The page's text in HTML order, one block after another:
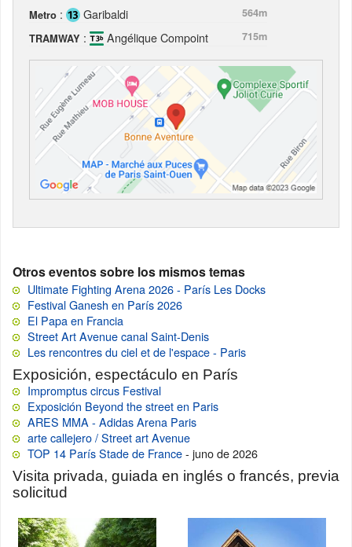
Metro : Garibaldi
564m
TRAMWAY : Angélique Compoint 715m
Otros eventos sobre los mismos temas
Ultimate Fighting Arena 2026 - París Les Docks
Festival Ganesh en París 2026
El Papa en Francia
Street Art Avenue canal Saint-Denis
Les rencontres du ciel et de l'espace - Paris
Exposición, espectáculo en París
Impromptus circus Festival
Exposición Beyond the street en Paris
ARES MMA - Adidas Arena Paris
arte callejero / Street art Avenue
TOP 14 París Stade de France- juno de 2026
Visita privada, guiada en inglés o francés, previa
solicitud